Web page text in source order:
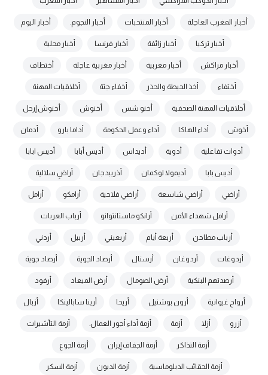
أخبار المغرب العاجلة أخبار المنتخبات أخبار النجوم. أخبار اليوم
أخبار تركيا أخبار زائفة أخبار فرنسا أخبار محلية
أخبار مراكش أخبار مغربية أخبار مغربية عاجلة أختطاف
أختفاء أخذ الحيطة والحذر أخفاء جثة أخلاقيات المهنة
أخلاقيات المهنة الصحفية أخنو شس أخنوش أخنوش إرحل
أخوش أداء الهاكا أداء وعمل الحكومة أداما بارو أدمان
أدوات تفاعلية أدوية أديداس أديس أبابا أديس ابابا
أديس بابا أديمولا لوكمان أذريبدجان أراضٍ سلالية
أراضي أراضي شاسعة أراضي فلاحية أرامكو أرامل
أرامل شهداء الأمن أرانكو ماستانتوانو أرباب العربات
أرباب مطاحن أربعة أيام أربعيني أربيل أردني
أردوغات أردوغان أرسنال أرصاد الجوية أرصاد جوية
أرصدتهم البنكية أرض الصومال أرض الميعاد أرفود
أرواح غيوانية أرون بوشنيل أريحا أرينا سابالينكا أزبال
أزرو أزلا أزمة أزمة أداء أجور العمال. أزمة التأشيرات
أزمة التذاكر أزمة الجفاف إيران أزمة الجوع
أزمة الحقائب الدبلوماسية أزمة الديون أزمة السكر